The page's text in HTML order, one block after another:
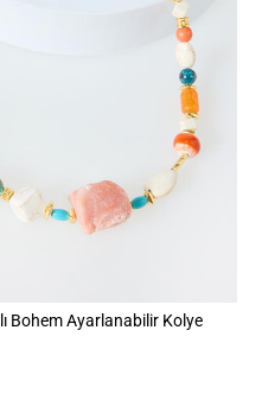
Bohem Ayarlanabilir Kolye